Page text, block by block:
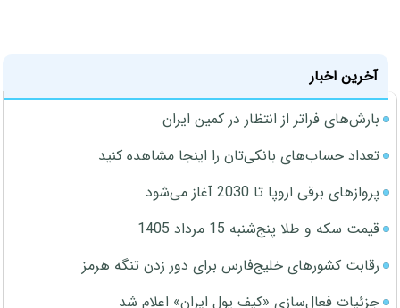
آخرین اخبار
بارش‌های فراتر از انتظار در کمین ایران
تعداد حساب‌های بانکی‌تان را اینجا مشاهده کنید
پروازهای برقی اروپا تا 2030 آغاز می‌شود
قیمت سکه و طلا پنج‌شنبه 15 مرداد 1405
رقابت کشورهای خلیج‌فارس برای دور زدن تنگه هرمز
جزئیات فعال‌سازی «کیف پول ایران» اعلام شد